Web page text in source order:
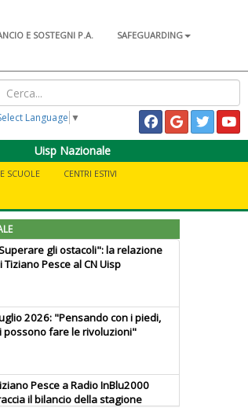
E SOSTEGNI P.A.
SAFEGUARDING
Language ▼
Uisp Nazionale
SCUOLE
CENTRI ESTIVI
gli ostacoli": la relazione
Tiziano Pesce al CN Uisp
2026: "Pensando con i piedi,
possono fare le rivoluzioni"
Pesce a Radio InBlu2000
il bilancio della stagione